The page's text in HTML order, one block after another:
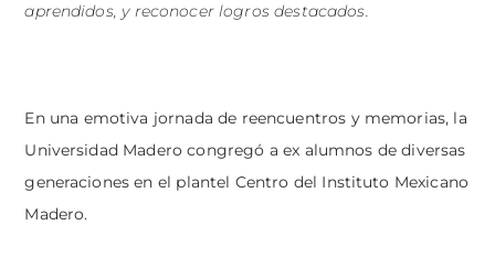
aprendidos, y reconocer logros destacados.
En una emotiva jornada de reencuentros y memorias, la
Universidad Madero congregó a ex alumnos de diversas
generaciones en el plantel Centro del Instituto Mexicano
Madero.